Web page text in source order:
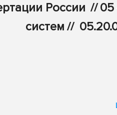
России // 05
систем //